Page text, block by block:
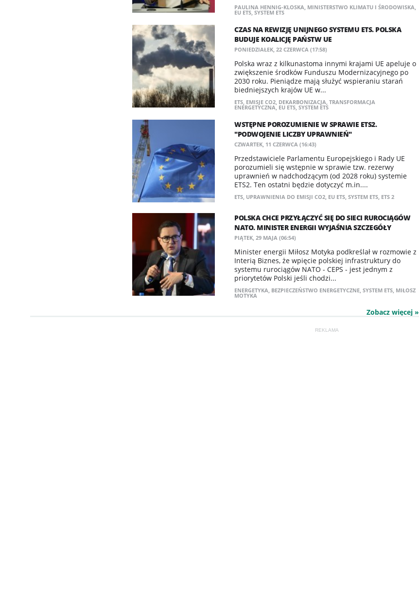
PAULINA HENNIG-KLOSKA, MINISTERSTWO KLIMATU I ŚRODOWISKA,
EU ETS, SYSTEM ETS
CZAS NA REWIZJĘ UNIJNEGO SYSTEMU ETS. POLSKA
BUDUJE KOALICJĘ PAŃSTW UE
PONIEDZIAŁEK, 22 CZERWCA (17:58)
Polska wraz z kilkunastoma innymi krajami UE apeluje o
zwiększenie środków Funduszu Modernizacyjnego po
2030 roku. Pieniądze mają służyć wspieraniu starań
biedniejszych krajów UE w...
ETS, EMISJE CO2, DEKARBONIZACJA, TRANSFORMACJA
ENERGETYCZNA, EU ETS, SYSTEM ETS
WSTĘPNE POROZUMIENIE W SPRAWIE ETS2.
"PODWOJENIE LICZBY UPRAWNIEŃ"
CZWARTEK, 11 CZERWCA (16:43)
Przedstawiciele Parlamentu Europejskiego i Rady UE
porozumieli się wstępnie w sprawie tzw. rezerwy
uprawnień w nadchodzącym (od 2028 roku) systemie
ETS2. Ten ostatni będzie dotyczyć m.in....
ETS, UPRAWNIENIA DO EMISJI CO2, EU ETS, SYSTEM ETS, ETS 2
POLSKA CHCE PRZYŁĄCZYĆ SIĘ DO SIECI RUROCIĄGÓW
NATO. MINISTER ENERGII WYJAŚNIA SZCZEGÓŁY
PIĄTEK, 29 MAJA (06:54)
Minister energii Miłosz Motyka podkreślał w rozmowie z
Interią Biznes, że wpięcie polskiej infrastruktury do
systemu rurociągów NATO - CEPS - jest jednym z
priorytetów Polski jeśli chodzi...
ENERGETYKA, BEZPIECZEŃSTWO ENERGETYCZNE, SYSTEM ETS, MIŁOSZ
MOTYKA
Zobacz więcej »
REKLAMA